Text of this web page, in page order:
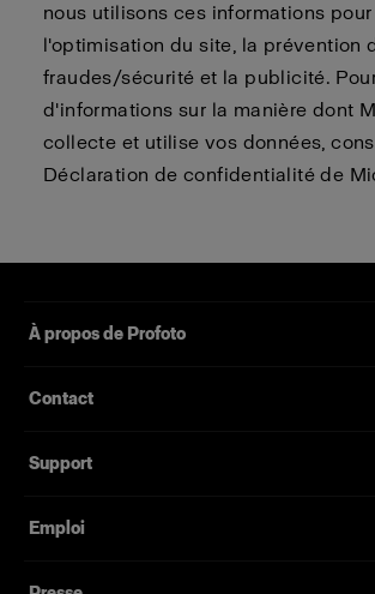
nous utilisons ces informations pour
l'optimisation du site, la prévention
fraudes/sécurité et la publicité.
d'informations sur la manière dont
collecte et utilise vos données,
Déclaration de confidentialité de
À propos de Profoto
Contact
Support
Emploi